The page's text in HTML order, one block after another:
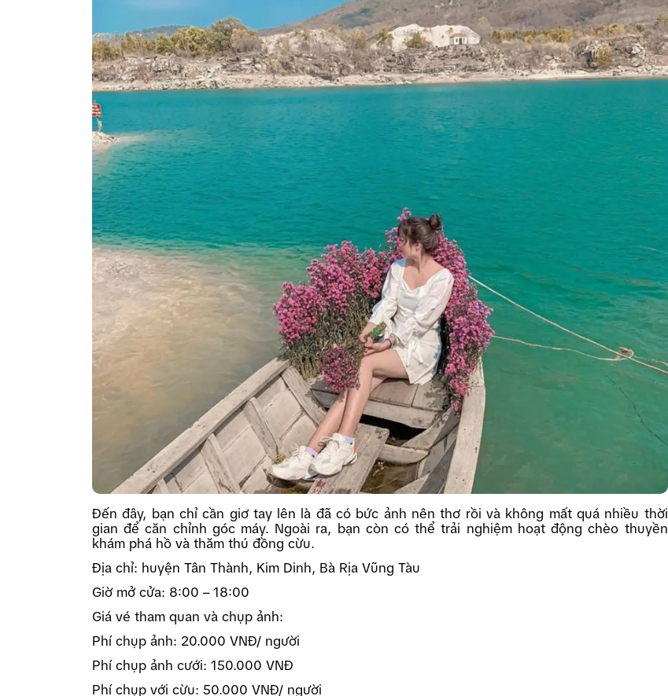
Đến đây, bạn chỉ cần giơ tay lên là đã có bức ảnh nên thơ rồi và không mất quá nhiều thời
gian để căn chỉnh góc máy. Ngoài ra, bạn còn có thể trải nghiệm hoạt động chèo thuyền
khám phá hồ và thăm thú đồng cừu.
Địa chỉ: huyện Tân Thành, Kim Dinh, Bà Rịa Vũng Tàu
Giờ mở cửa: 8:00 – 18:00
Giá vé tham quan và chụp ảnh:
Phí chụp ảnh: 20.000 VNĐ/ người
Phí chụp ảnh cưới: 150.000 VNĐ
Phí chụp với cừu: 50.000 VNĐ/ người